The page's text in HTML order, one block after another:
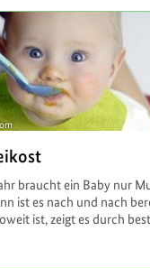
braucht ein Baby nur
ist es nach und nach
ist, zeigt es durch